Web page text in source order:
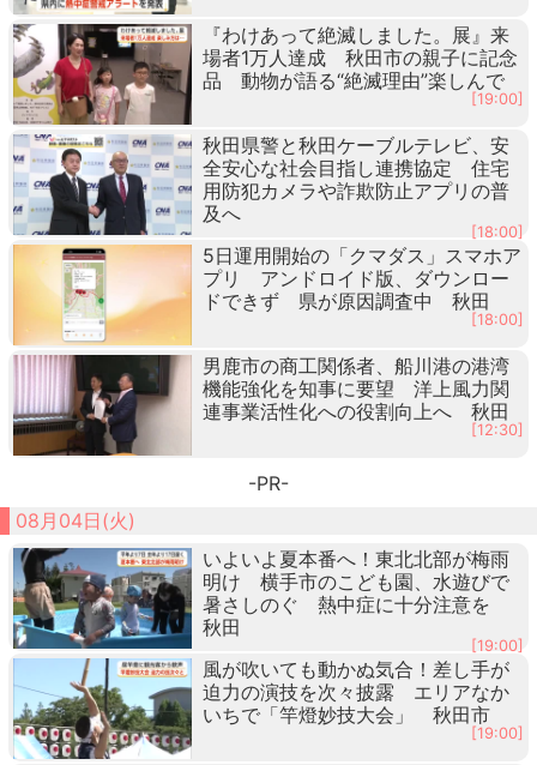
『わけあって絶滅しました。展』来
場者1万人達成 秋田市の親子に記念
品 動物が語る“絶滅理由”楽しんで
[19:00]
秋田県警と秋田ケーブルテレビ、安
全安心な社会目指し連携協定 住宅
用防犯カメラや詐欺防止アプリの普
及へ
[18:00]
5日運用開始の「クマダス」スマホア
プリ アンドロイド版、ダウンロー
ドできず 県が原因調査中 秋田
[18:00]
男鹿市の商工関係者、船川港の港湾
機能強化を知事に要望 洋上風力関
連事業活性化への役割向上へ 秋田
[12:30]
-PR-
08月04日(火)
いよいよ夏本番へ！東北北部が梅雨
明け 横手市のこども園、水遊びで
暑さしのぐ 熱中症に十分注意を
秋田
[19:00]
風が吹いても動かぬ気合！差し手が
迫力の演技を次々披露 エリアなか
いちで「竿燈妙技大会」 秋田市
[19:00]